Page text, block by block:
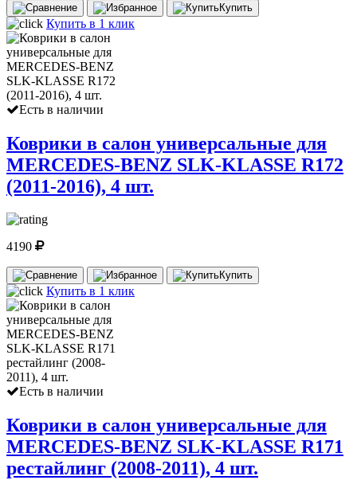
Купить
Купить в 1 клик
Есть в наличии
Коврики в салон универсальные для
MERCEDES-BENZ SLK-KLASSE R172
(2011-2016), 4 шт.
4190
Купить
Купить в 1 клик
Есть в наличии
Коврики в салон универсальные для
MERCEDES-BENZ SLK-KLASSE R171
рестайлинг (2008-2011), 4 шт.